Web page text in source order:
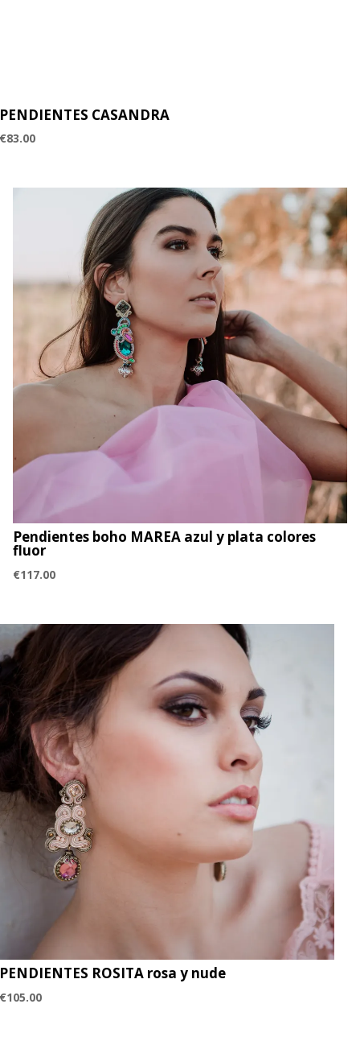
PENDIENTES CASANDRA
€83.00
Pendientes boho MAREA azul y plata colores
fluor
€117.00
PENDIENTES ROSITA rosa y nude
€105.00